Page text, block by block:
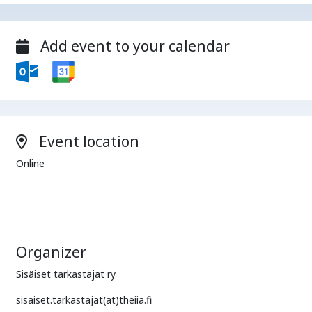
Add event to your calendar
Event location
Online
Organizer
Sisäiset tarkastajat ry
sisaiset.tarkastajat(at)theiia.fi